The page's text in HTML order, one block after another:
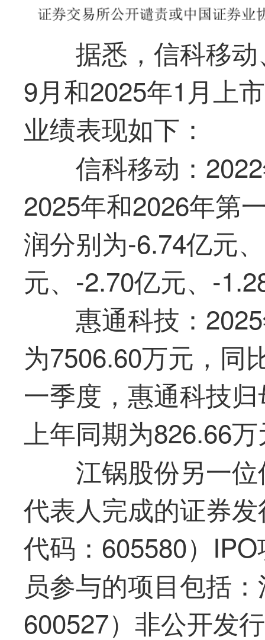
据悉，信科移
9月和2025年1月上
业绩表现如下：
信科移动 ：
2025年和2026年第
润分别为-6.74亿元
元、-2.70亿元、-
惠通科技：
为7506.60万元，同
一季度，惠通科技
上年同期为826.66
江锅股份另一
代表人完成的证券
代码：605580）
员参与的项目包括
600527）非公开发